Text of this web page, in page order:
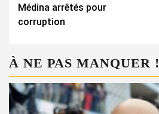
Médina arrêtés pour
corruption
À NE PAS MANQUER !